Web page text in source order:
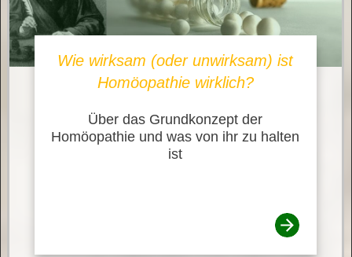
Wie wirksam (oder unwirksam) ist
Homöopathie wirklich?
Über das Grundkonzept der
Homöopathie und was von ihr zu halten
ist